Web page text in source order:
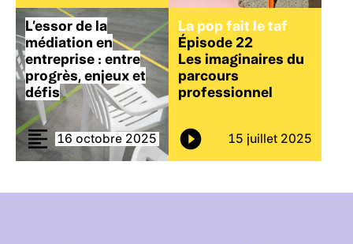
L’essor de la
médiation en
entreprise : entre
progrès, enjeux et
défis
16 octobre 2025
La pop fait le taf
Épisode 22
Les imaginaires du
parcours
professionnel
15 juillet 2025